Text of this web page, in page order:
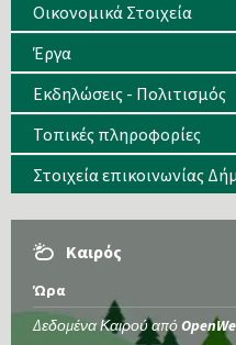
Οικονομικά Στοιχεία
Έργα
Εκδηλώσεις - Πολιτισμός
Τοπικές πληροφορίες
Στοιχεία επικοινωνίας
Καιρός
Ώρα
Δεδομένα Καιρού από